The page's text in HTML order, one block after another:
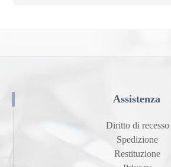
Assistenza
Diritto di recesso
Spedizione
Restituzione